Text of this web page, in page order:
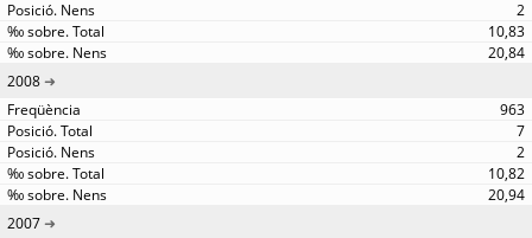
2
10,83
20,84
2008
963
7
2
10,82
20,94
2007